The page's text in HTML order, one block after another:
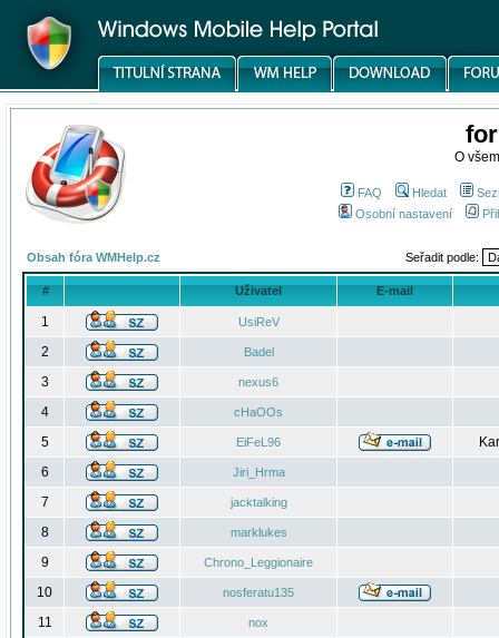
O
FAQ Hledat
Osobní nastavení
Obsah fóra WMHelp.cz Seřadit podle:
# Uživatel E-mail
1 UsiReV
2 Badel
3 nexus6
4 cHaOOs
5 EiFeL96
6
Jiri_Hrma
7 jacktalking
8 marklukes
9 Chrono_Leggionaire
10 nosferatu135
11 nox